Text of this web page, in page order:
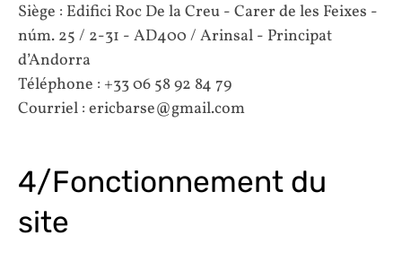
Siège : Edifici Roc De la Creu - Carer de les Feixes -
núm. 25 / 2-31 - AD400 / Arinsal - Principat
d’Andorra
Téléphone : +33 06 58 92 84 79
Courriel : ericbarse@gmail.com
4/Fonctionnement du
site